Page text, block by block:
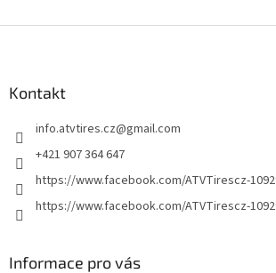
Kontakt
info.atvtires.cz@gmail.com
+421 907 364 647
https://www.facebook.com/ATVTirescz-
https://www.facebook.com/ATVTirescz-
Informace pro vás